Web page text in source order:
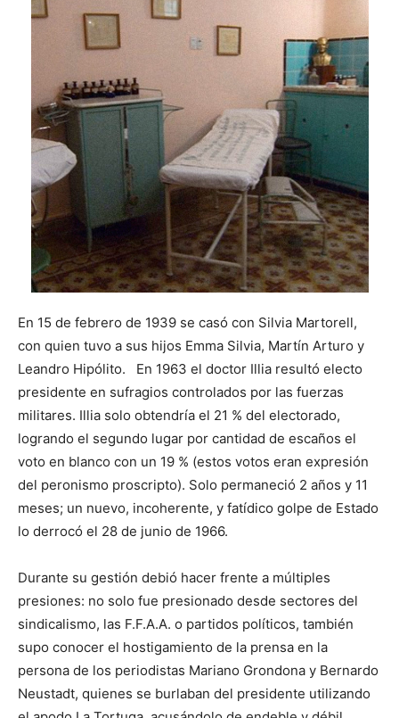
En 15 de febrero de 1939 se casó con Silvia Martorell,
con quien tuvo a sus hijos Emma Silvia, Martín Arturo y
Leandro Hipólito. En 1963 el doctor Illia resultó electo
presidente en sufragios controlados por las fuerzas
militares. Illia solo obtendría el 21 % del electorado,
logrando el segundo lugar por cantidad de escaños el
voto en blanco con un 19 % (estos votos eran expresión
del peronismo proscripto). Solo permaneció 2 años y 11
meses; un nuevo, incoherente, y fatídico golpe de Estado
lo derrocó el 28 de junio de 1966.
Durante su gestión debió hacer frente a múltiples
presiones: no solo fue presionado desde sectores del
sindicalismo, las F.F.A.A. o partidos políticos, también
supo conocer el hostigamiento de la prensa en la
persona de los periodistas Mariano Grondona y Bernardo
Neustadt, quienes se burlaban del presidente utilizando